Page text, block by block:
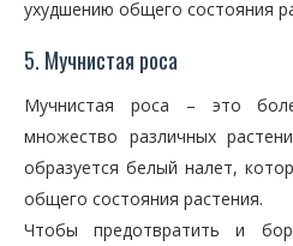
ухудшению общего состояния
5. Мучнистая роса
Мучнистая роса – это
множество различных
образуется белый налет,
общего состояния растения.
Чтобы предотвратить и